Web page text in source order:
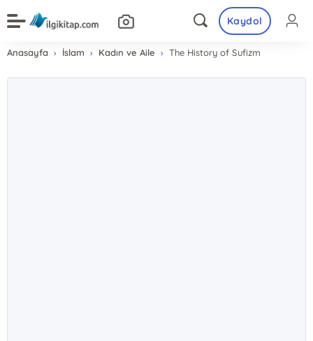
Kaydol
Anasayfa İslam Kadın ve Aile The History of Sufizm